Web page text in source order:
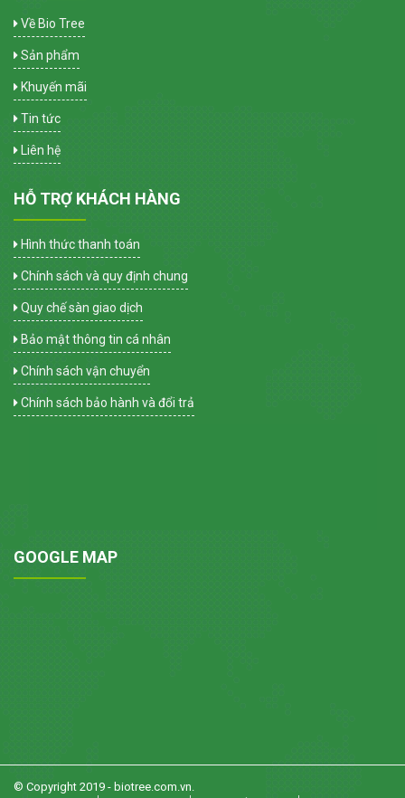
Về Bio Tree
Sản phẩm
Khuyến mãi
Tin tức
Liên hệ
HỖ TRỢ KHÁCH HÀNG
Hình thức thanh toán
Chính sách và quy định chung
Quy chế sàn giao dịch
Bảo mật thông tin cá nhân
Chính sách vận chuyển
Chính sách bảo hành và đổi trả
GOOGLE MAP
© Copyright 2019 - biotree.com.vn.